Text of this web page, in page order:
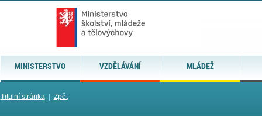
MINISTERSTVO VZDĚLÁVÁNÍ MLÁDEŽ
Titulní stránka| Zpět